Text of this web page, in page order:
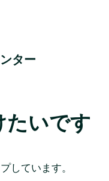
ター
たいです
しています。